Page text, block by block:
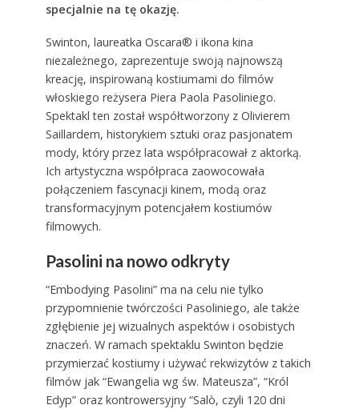
specjalnie na tę okazję.
Swinton, laureatka Oscara® i ikona kina
niezależnego, zaprezentuje swoją najnowszą
kreację, inspirowaną kostiumami do filmów
włoskiego reżysera Piera Paola Pasoliniego.
Spektakl ten został współtworzony z Olivierem
Saillardem, historykiem sztuki oraz pasjonatem
mody, który przez lata współpracował z aktorką.
Ich artystyczna współpraca zaowocowała
połączeniem fascynacji kinem, modą oraz
transformacyjnym potencjałem kostiumów
filmowych.
Pasolini na nowo odkryty
“Embodying Pasolini” ma na celu nie tylko
przypomnienie twórczości Pasoliniego, ale także
zgłębienie jej wizualnych aspektów i osobistych
znaczeń. W ramach spektaklu Swinton będzie
przymierzać kostiumy i używać rekwizytów z takich
filmów jak “Ewangelia wg św. Mateusza”, “Król
Edyp” oraz kontrowersyjny “Salò, czyli 120 dni